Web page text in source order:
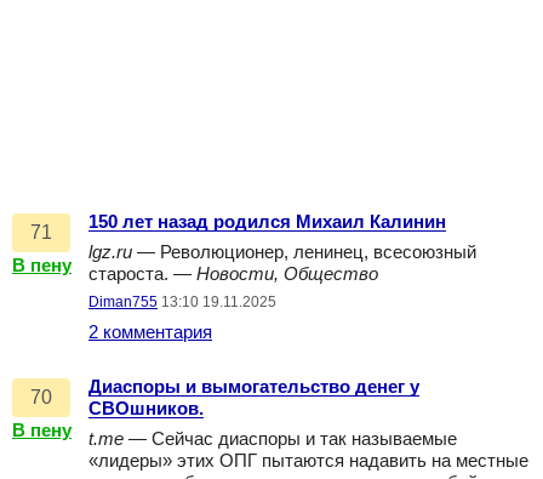
71
В пену
150 лет назад родился Михаил Калинин
lgz.ru — Революционер, ленинец, всесоюзный
староста. — Новости, Общество
Diman755 13:10 19.11.2025
2 комментария
70
В пену
Диаспоры и вымогательство денег у
СВОшников.
t.me — Сейчас диаспоры и так называемые
«лидеры» этих ОПГ пытаются надавить на местные